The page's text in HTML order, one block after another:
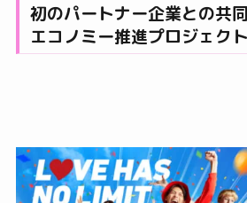
初のパートナー企業との共
エコノミー推進プロジェクト